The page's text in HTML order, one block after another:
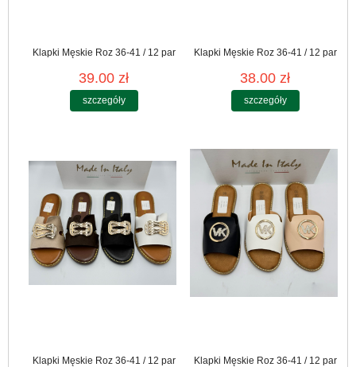
Klapki Męskie Roz 36-41 / 12 par
39.00 zł
szczegóły
Klapki Męskie Roz 36-41 / 12 par
38.00 zł
szczegóły
Klapki Męskie Roz 36-41 / 12 par Klapki Męskie Roz 36-41 / 12 par